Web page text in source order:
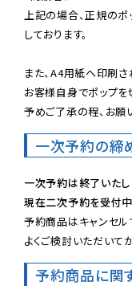
上記の場合、正規の
しております。
また、A4用紙へ印刷さ
お客様自身でポップを
予めご了承の程、お願
一次予約の締
一次予約は終了いたし
現在二次予約を受付中
予約商品はキャンセル
よくご検討いただいて
予約商品に関